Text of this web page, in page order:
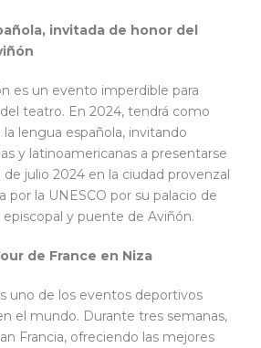
invitada de honor del
es un evento imperdible para
teatro. En 2024, tendrá como
lengua española, invitando
y latinoamericanas a presentarse
de julio 2024 en la ciudad provenzal
por la UNESCO por su palacio de
y puente de Aviñón.
de France en Niza
uno de los eventos deportivos
el mundo. Durante tres semanas,
Francia, ofreciendo las mejores